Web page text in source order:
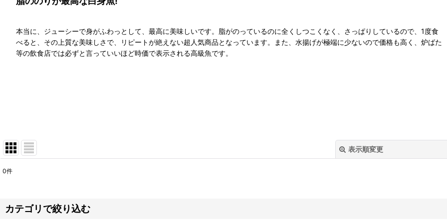
本当に、ジューシーで身がふわっとして、最高に美味しいです。脂がのっているのに全くしつこくなく、さっぱりしているので、1度食
べると、その上質な美味しさで、リピートが絶えない超人気商品となっています。また、水揚げが極端に少ないので価格も高く、炉ばた
等の飲食店では必ずと言っていいほど時価で表示される高級魚です。
表示順変更
表示数:
0件
カテゴリで絞り込む